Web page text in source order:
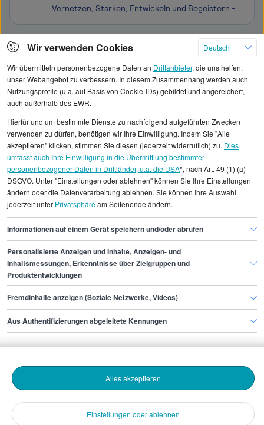
Vernetzen, Stärken, Entwickeln und Begeistern - das sind die Werte, die uns antreiben und die BMI zu einem Unternehmen machen, in dem Sie sich entfalten und wachsen können. BMI ist der einzige Hersteller, der beides aus einer Hand bietet: Steil- und Flachdachsysteme für Wohn- und Nutzgebäude. Wir ve
Klicken Sie hier, um weitere Angebote anzuzeigen
statistischen Erhebungen durch StepStone. Es sind
Durchschnittswerte und die Angaben können nicht
einzelnen Stellenangeboten zugeordnet werden.
Gehaltsinformationen
Fertigung, Produktion
Head of Production
Head of Production Dresden
Finde den Job,
der zu dir passt.
Bewerbende
Wir verwenden Cookies
Deutsch
Wir übermitteln personenbezogene Daten an Drittanbieter, die uns helfen,
unser Webangebot zu verbessern. In diesem Zusammenhang werden auch
Nutzungsprofile (u.a. auf Basis von Cookie-IDs) gebildet und angereichert,
auch außerhalb des EWR.
Hierfür und um bestimmte Dienste zu nachfolgend aufgeführten Zwecken
verwenden zu dürfen, benötigen wir Ihre Einwilligung. Indem Sie "Alle
akzeptieren" klicken, stimmen Sie diesen (jederzeit widerruflich) zu. Dies
umfasst auch Ihre Einwilligung in die Übermittlung bestimmter
personenbezogener Daten in Drittländer, u.a. die USA*, nach Art. 49 (1) (a)
DSGVO. Unter "Einstellungen oder ablehnen" können Sie Ihre Einstellungen
ändern oder die Datenverarbeitung ablehnen. Sie können Ihre Auswahl
jederzeit unter Privatsphäream Seitenende ändern.
Informationen auf einem Gerät speichern und/oder abrufen
Personalisierte Anzeigen und Inhalte, Anzeigen- und
Inhaltsmessungen, Erkenntnisse über Zielgruppen und
Produktentwicklungen
Fremdinhalte anzeigen (Soziale Netzwerke, Videos)
Aus Authentifizierungen abgeleitete Kennungen
Einstellungen oder ablehnen
Alles akzeptieren